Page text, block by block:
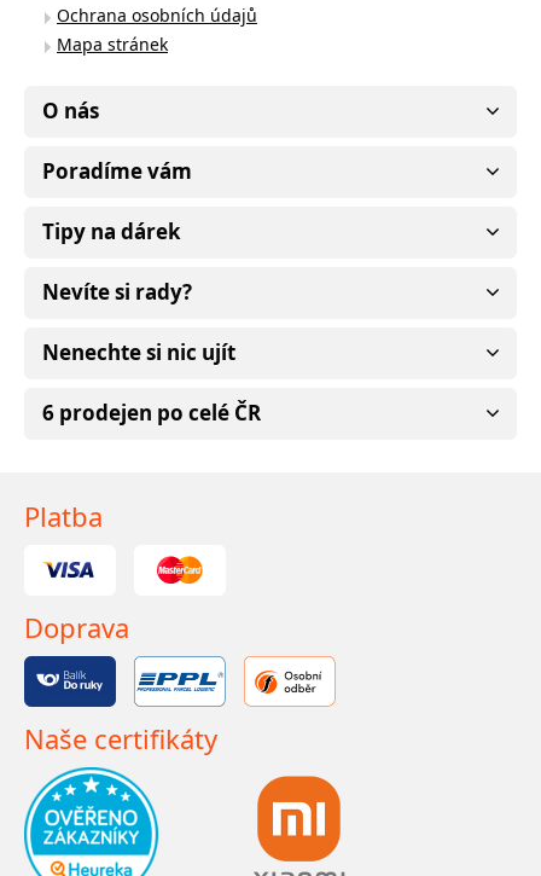
Ochrana osobních údajů
Mapa stránek
O nás
Poradíme vám
Tipy na dárek
Nevíte si rady?
Nenechte si nic ujít
6 prodejen po celé ČR
Platba
Doprava
Naše certifikáty